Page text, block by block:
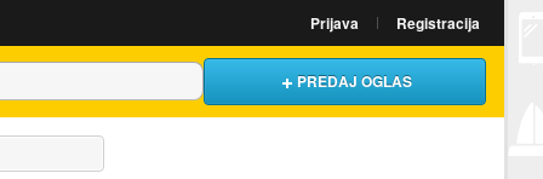
Prijava Registracija
PREDAJ OGLAS